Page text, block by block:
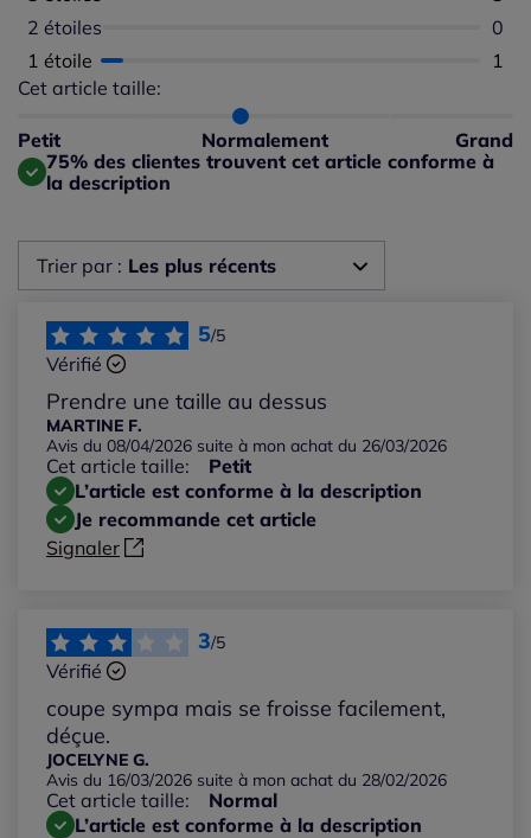
2 étoiles
0
1 étoile
1
Cet article taille:
Petit Normalement Grand
Répartition du taillant selon les avis clients
Taille normalement : 88%
Taille petit : 13%
Taille grand : 0%
75% des clientes trouvent cet article conforme à
la description
Trier par : Les plus récents
Les plus récents
Les plus anciens
Notes les plus élevées
Notes les plus basses
5/5
Vérifié
Prendre une taille au dessus
MARTINE F.
Avis du 08/04/2026 suite à mon achat du 26/03/2026
Cet article taille:
Petit
L’article est conforme à la description
Je recommande cet article
Signaler
3/5
Vérifié
coupe sympa mais se froisse facilement,
déçue.
JOCELYNE G.
Avis du 16/03/2026 suite à mon achat du 28/02/2026
Cet article taille:
Normal
L’article est conforme à la description